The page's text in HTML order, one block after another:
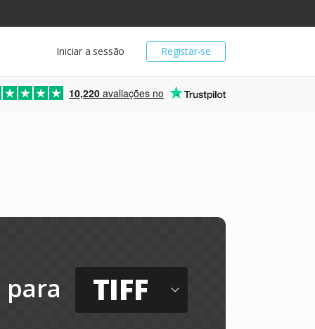
Registar-se
Iniciar a sessão
10,220 avaliações no
para TIFF